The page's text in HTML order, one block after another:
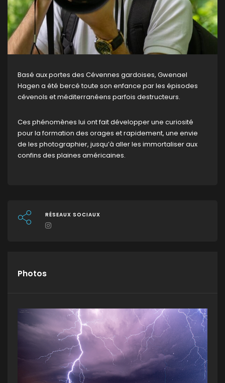
Basé aux portes des Cévennes gardoises, Gwenael
Hagen a été bercé toute son enfance par les épisodes
cévenols et méditerranéens parfois destructeurs.
Ces phénomènes lui ont fait développer une curiosité
pour la formation des orages et rapidement, une envie
de les photographier, jusqu’à aller les immortaliser aux
confins des plaines américaines.
RÉSEAUX SOCIAUX
Photos